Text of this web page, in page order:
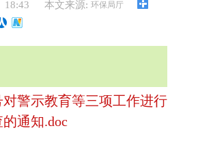
18:43 本文来源: 环保局厅
对警示教育等三项工作进行
通知.doc